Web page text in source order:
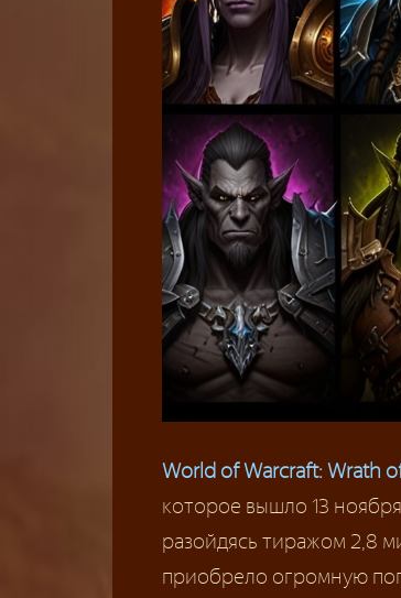
World of Warcraft: Wrath
которое вышло 13
разойдясь тиражом 2,8
приобрело огромную